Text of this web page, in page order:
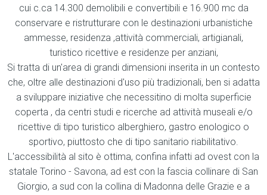
cui c.ca 14.300 demolibili e convertibili e 16.900 mc da
conservare e ristrutturare con le destinazioni urbanistiche
ammesse, residenza ,attività commerciali, artigianali,
turistico ricettive e residenze per anziani,
Si tratta di un'area di grandi dimensioni inserita in un contesto
che, oltre alle destinazioni d'uso più tradizionali, ben si adatta
a sviluppare iniziative che necessitino di molta superficie
coperta , da centri studi e ricerche ad attività museali e/o
ricettive di tipo turistico alberghiero, gastro enologico o
sportivo, piuttosto che di tipo sanitario riabilitativo.
L'accessibilità al sito è ottima, confina infatti ad ovest con la
statale Torino - Savona, ad est con la fascia collinare di San
Giorgio, a sud con la collina di Madonna delle Grazie e a